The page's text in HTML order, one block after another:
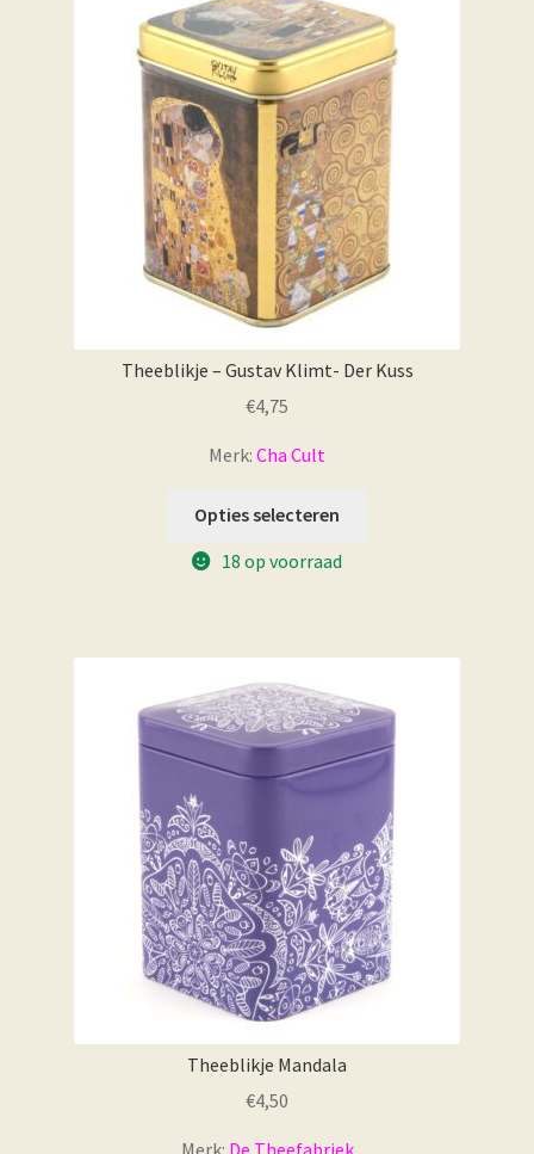
Theeblikje – Gustav Klimt- Der Kuss
€4,75
Merk: Cha Cult
Opties selecteren
18 op voorraad
Theeblikje Mandala
€4,50